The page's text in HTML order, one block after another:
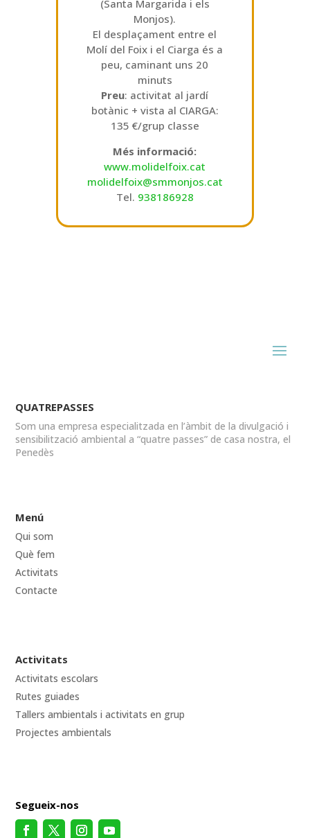
(Santa Margarida i els
Monjos).
El desplaçament entre el
Molí del Foix i el Ciarga és a
peu, caminant uns 20
minuts
Preu: activitat al jardí
botànic + vista al CIARGA:
135 €/grup classe
Més informació:
www.molidelfoix.cat
molidelfoix@smmonjos.cat
Tel. 938186928
QUATREPASSES
Som una empresa especialitzada en l’àmbit de la divulgació i
sensibilització ambiental a “quatre passes” de casa nostra, el
Penedès
Menú
Qui som
Què fem
Activitats
Contacte
Activitats
Activitats escolars
Rutes guiades
Tallers ambientals i activitats en grup
Projectes ambientals
Segueix-nos